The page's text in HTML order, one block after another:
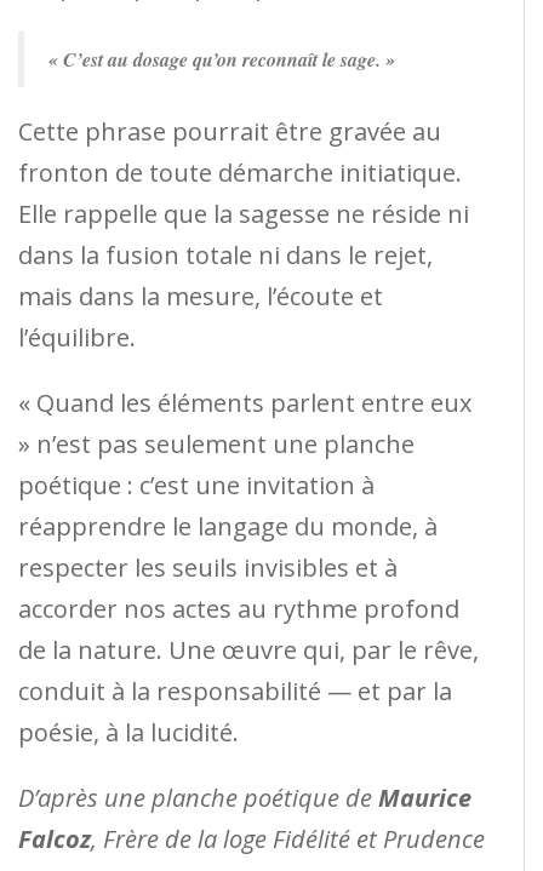
« C’est au dosage qu’on reconnaît le sage. »
Cette phrase pourrait être gravée au
fronton de toute démarche initiatique.
Elle rappelle que la sagesse ne réside ni
dans la fusion totale ni dans le rejet,
mais dans la mesure, l’écoute et
l’équilibre.
« Quand les éléments parlent entre eux
» n’est pas seulement une planche
poétique : c’est une invitation à
réapprendre le langage du monde, à
respecter les seuils invisibles et à
accorder nos actes au rythme profond
de la nature. Une œuvre qui, par le rêve,
conduit à la responsabilité — et par la
poésie, à la lucidité.
D’après une planche poétique deMaurice
Falcoz, Frère de la loge Fidélité et Prudence